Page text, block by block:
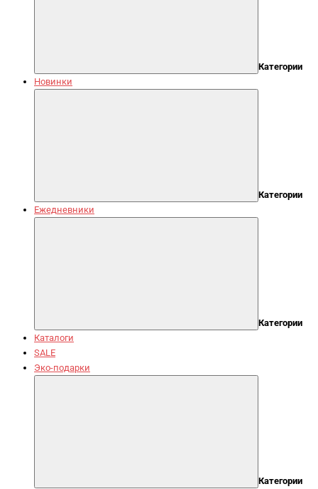
Категории
Новинки
Категории
Ежедневники
Категории
Каталоги
SALE
Эко-подарки
Категории